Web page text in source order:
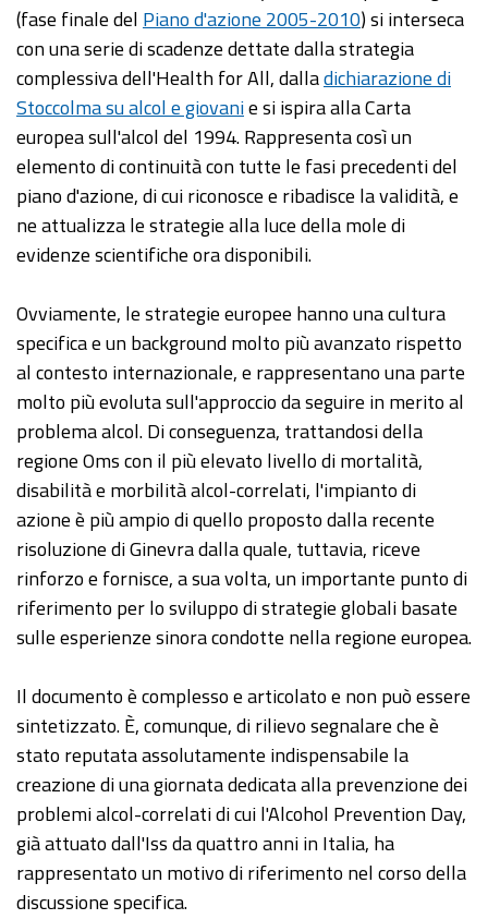
(fase finale del Piano d'azione 2005-2010) si interseca
con una serie di scadenze dettate dalla strategia
complessiva dell'Health for All, dalladichiarazione di
Stoccolma su alcol e giovanie si ispira alla Carta
europea sull'alcol del 1994. Rappresenta così un
elemento di continuità con tutte le fasi precedenti del
piano d'azione, di cui riconosce e ribadisce la validità, e
ne attualizza le strategie alla luce della mole di
evidenze scientifiche ora disponibili.
Ovviamente, le strategie europee hanno una cultura
specifica e un background molto più avanzato rispetto
al contesto internazionale, e rappresentano una parte
molto più evoluta sull'approccio da seguire in merito al
problema alcol. Di conseguenza, trattandosi della
regione Oms con il più elevato livello di mortalità,
disabilità e morbilità alcol-correlati, l'impianto di
azione è più ampio di quello proposto dalla recente
risoluzione di Ginevra dalla quale, tuttavia, riceve
rinforzo e fornisce, a sua volta, un importante punto di
riferimento per lo sviluppo di strategie globali basate
sulle esperienze sinora condotte nella regione europea.
Il documento è complesso e articolato e non può essere
sintetizzato. È, comunque, di rilievo segnalare che è
stato reputata assolutamente indispensabile la
creazione di una giornata dedicata alla prevenzione dei
problemi alcol-correlati di cui l'Alcohol Prevention Day,
già attuato dall'Iss da quattro anni in Italia, ha
rappresentato un motivo di riferimento nel corso della
discussione specifica.